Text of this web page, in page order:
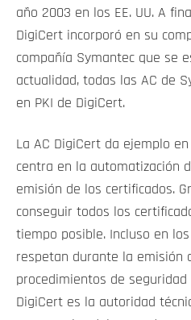
año 2003 en los EE. UU. A
DigiCert incorporó en su
compañía Symantec que se
actualidad, todas las AC de
en PKI de DigiCert.
La AC DigiCert da ejemplo
centra en la automatización
emisión de los certificados.
conseguir todos los
tiempo posible. Incluso en
respetan durante la emisión
procedimientos de seguridad
DigiCert es la autoridad